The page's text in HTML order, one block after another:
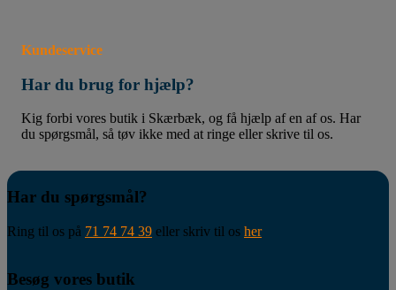
Kundeservice
Har du brug for hjælp?
Kig forbi vores butik i Skærbæk, og få hjælp af en af os. Har
du spørgsmål, så tøv ikke med at ringe eller skrive til os.
Har du spørgsmål?
Ring til os på 71 74 74 39 eller skriv til os her
Besøg vores butik